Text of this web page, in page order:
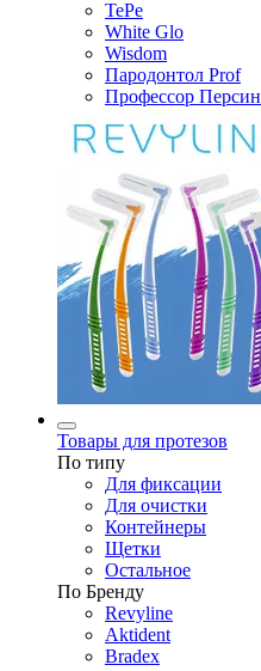
TePe
White Glo
Wisdom
Пародонтол Prof
Профессор Персин
Товары для протезов
По типу
Для фиксации
Для очистки
Контейнеры
Щетки
Остальное
По Бренду
Revyline
Aktident
Bradex